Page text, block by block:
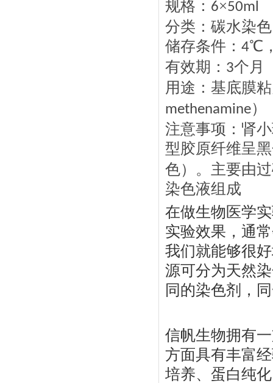
规格： 6×50ml
分类：碳水染色
储存条件： 4℃
有效期： 3个月
用途：基底膜
methenamine）
注意事项：肾
型胶原纤维呈
色）。主要由
染色液组成
在做生物医学
实验效果，通
我们就能够很
源可分为天然
同的染色剂，
信帆生物拥有
方面具有丰富
培养、蛋白纯